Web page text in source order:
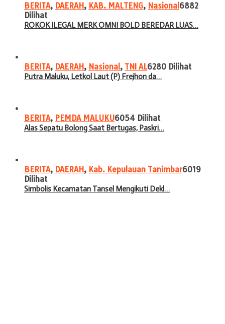
BERITA, DAERAH, KAB. MALTENG, Nasional 6882
Dilihat
ROKOK ILEGAL MERK OMNI BOLD BEREDAR LUAS…
BERITA, DAERAH, Nasional , TNI AL6280 Dilihat
Putra Maluku, Letkol Laut (P) Frejhon da…
BERITA, PEMDA MALUKU6054 Dilihat
Alas Sepatu Bolong Saat Bertugas, Paskri…
BERITA, DAERAH, Kab. Kepulauan Tanimbar6019
Dilihat
Simbolis Kecamatan Tansel Mengikuti Dekl…